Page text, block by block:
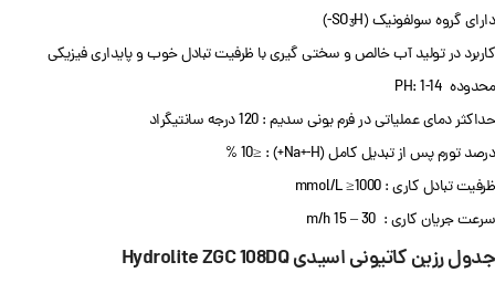
دارای گروه سولفونیک (SO 3H-)
کاربرد در تولید آب خالص و سختی گیری با ظرفیت تبادل خوب و پایداری فیزیکی
محدوده PH: 1-14
حداکثر دمای عملیاتی در فرم یونی سدیم : 120 درجه سانتیگراد
درصد تورم پس از تبدیل کامل (Na+-H+) : ≤10 %
ظرفیت تبادل کاری : mmol/L ≥1000
سرعت جریان کاری : 30 – 15 m/h
جدول رزین کاتیونی اسیدی Hydrolite ZGC 108DQ